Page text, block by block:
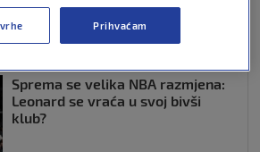
Sprema se velika NBA razmjena:
Leonard se vraća u svoj bivši
klub?
Prihvaćam